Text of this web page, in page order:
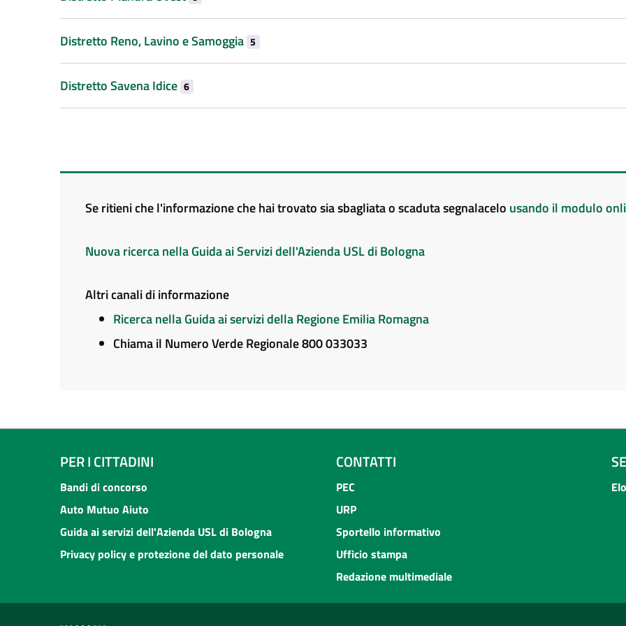
Distretto Reno, Lavino e Samoggia 5
Distretto Savena Idice 6
Se ritieni che l'informazione che hai trovato sia sbagliata o scaduta segnalacelo usando il modulo
Nuova ricerca nella Guida ai Servizi dell'Azienda USL di Bologna
Altri canali di informazione
Ricerca nella Guida ai servizi della Regione Emilia Romagna
Chiama il Numero Verde Regionale 800 033033
PER I CITTADINI
Bandi di concorso
Auto Mutuo Aiuto
Guida ai servizi dell'Azienda USL di Bologna
Privacy policy e protezione del dato personale
CONTATTI
PEC
URP
Sportello informativo
Ufficio stampa
Redazione multimediale